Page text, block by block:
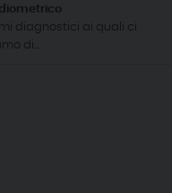
diagnostici ai quali ci
di...